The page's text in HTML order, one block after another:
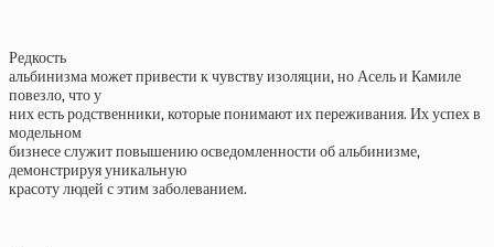
Редкость
альбинизма может привести к чувству изоляции, но Асель и Камиле
повезло, что у
них есть родственники, которые понимают их переживания. Их успех в
модельном
бизнесе служит повышению осведомленности об альбинизме,
демонстрируя уникальную
красоту людей с этим заболеванием.